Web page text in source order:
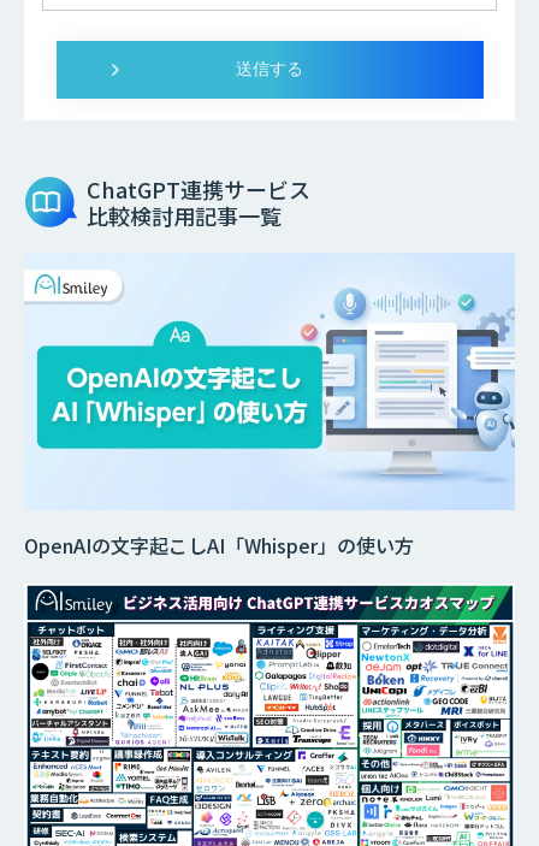
ChatGPT連携サービス
比較検討用記事一覧
OpenAIの文字起こしAI「Whisper」の使い方